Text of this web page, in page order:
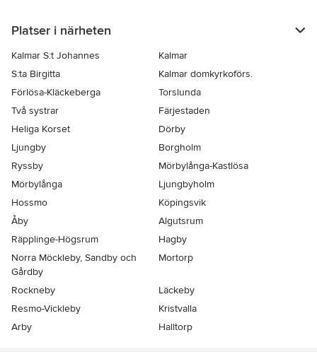
Platser i närheten
Kalmar S:t Johannes
Kalmar
S:ta Birgitta
Kalmar domkyrkoförs.
Förlösa-Kläckeberga
Torslunda
Två systrar
Färjestaden
Heliga Korset
Dörby
Ljungby
Borgholm
Ryssby
Mörbylånga-Kastlösa
Mörbylånga
Ljungbyholm
Hossmo
Köpingsvik
Åby
Algutsrum
Räpplinge-Högsrum
Hagby
Norra Möckleby, Sandby och
Gårdby
Mortorp
Rockneby
Läckeby
Resmo-Vickleby
Kristvalla
Arby
Halltorp